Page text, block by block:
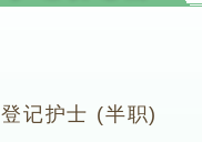
登记护士 (半职)